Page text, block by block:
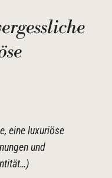
eine luxuriöse
und